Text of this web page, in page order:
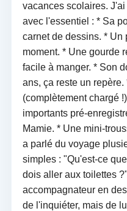
vacances scolaires.
avec l'essentiel : * Sa
carnet de dessins. * Un
moment. * Une gourde
facile à manger. * Son
ans, ça reste un
(complètement chargé
importants pré-
Mamie. * Une mini-
a parlé du voyage
simples : "Qu'est-ce
dois aller aux toilettes
accompagnateur en
de l'inquiéter, mais de